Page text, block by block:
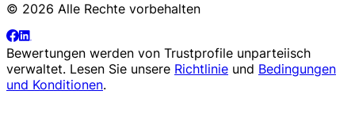
© 2026 Alle Rechte vorbehalten
Bewertungen werden von Trustprofile unparteiisch
verwaltet. Lesen Sie unsere Richtlinie und Bedingungen
und Konditionen.